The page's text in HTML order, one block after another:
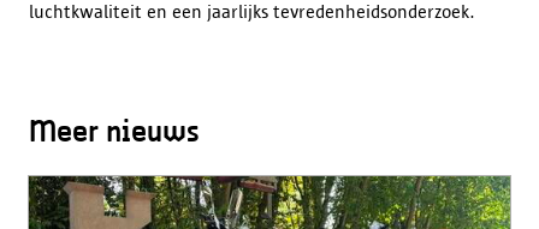
luchtkwaliteit en een jaarlijks tevredenheidsonderzoek.
Meer nieuws